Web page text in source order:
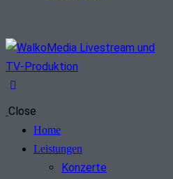
Close
Home
Leistungen
Konzerte